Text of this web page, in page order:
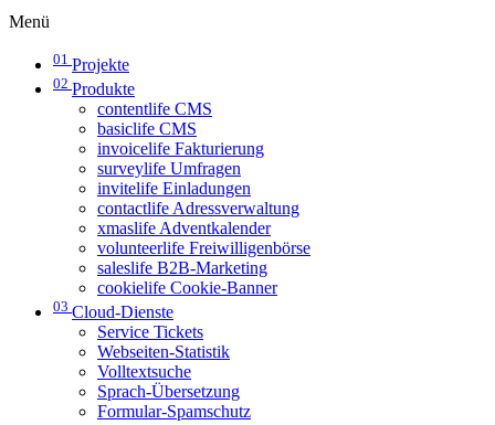
Menü
01 Projekte
02 Produkte
contentlife CMS
basiclife CMS
invoicelife Fakturierung
surveylife Umfragen
invitelife Einladungen
contactlife Adressverwaltung
xmaslife Adventkalender
volunteerlife Freiwilligenbörse
saleslife B2B-Marketing
cookielife Cookie-Banner
03 Cloud-Dienste
Service Tickets
Webseiten-Statistik
Volltextsuche
Sprach-Übersetzung
Formular-Spamschutz